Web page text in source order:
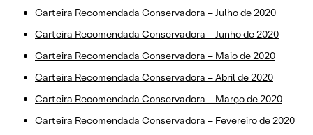
Carteira Recomendada Conservadora – Julho de 2020
Carteira Recomendada Conservadora – Junho de 2020
Carteira Recomendada Conservadora – Maio de 2020
Carteira Recomendada Conservadora – Abril de 2020
Carteira Recomendada Conservadora – Março de 2020
Carteira Recomendada Conservadora – Fevereiro de 2020